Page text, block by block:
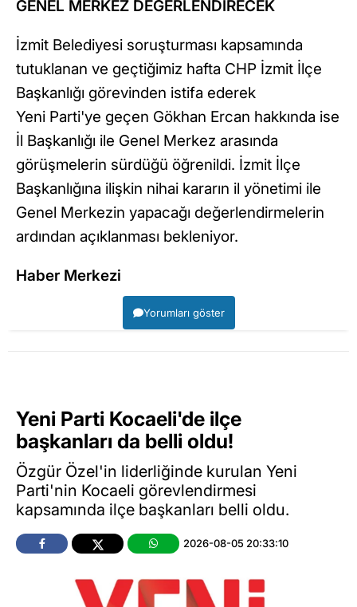
GENEL MERKEZ DEĞERLENDİRECEK
İzmit Belediyesi soruşturması kapsamında
tutuklanan ve geçtiğimiz hafta CHP İzmit İlçe
Başkanlığı görevinden istifa ederek
Yeni Parti'ye geçen Gökhan Ercan hakkında ise
İl Başkanlığı ile Genel Merkez arasında
görüşmelerin sürdüğü öğrenildi. İzmit İlçe
Başkanlığına ilişkin nihai kararın il yönetimi ile
Genel Merkezin yapacağı değerlendirmelerin
ardından açıklanması bekleniyor.
Haber Merkezi
Yorumları göster
Yeni Parti Kocaeli'de ilçe
başkanları da belli oldu!
Özgür Özel'in liderliğinde kurulan Yeni
Parti'nin Kocaeli görevlendirmesi
kapsamında ilçe başkanları belli oldu.
2026-08-05 20:33:10